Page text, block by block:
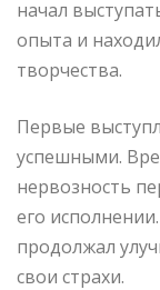
начал
опыта и
творчества.
Первые
успешными.
нервозность
его
продолжал
свои страхи.